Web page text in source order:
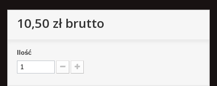
10,50 złbrutto
Ilość